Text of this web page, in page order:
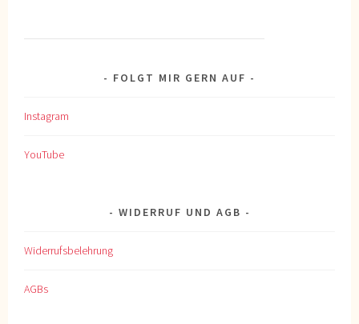
FOLGT MIR GERN AUF
Instagram
YouTube
WIDERRUF UND AGB
Widerrufsbelehrung
AGBs